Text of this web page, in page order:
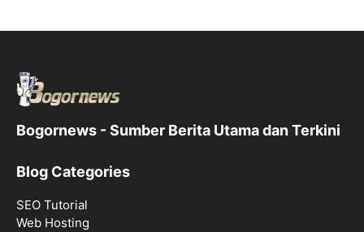
Bogornews - Sumber Berita Utama dan Terkini
Blog Categories
SEO Tutorial
Web Hosting